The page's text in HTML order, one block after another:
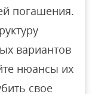
погашения.
вариантов
нюансы их
свое